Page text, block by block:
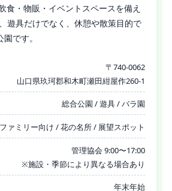
食・物販・イベントスペースを備え
遊具だけでなく、休憩や散策目的で
です。
〒740-0062
山口県玖珂郡和木町瀬田紺屋作260-1
総合公園 / 遊具 / バラ園
ファミリー向け / 花の名所 / 展望スポット
管理協会 9:00〜17:00
※施設・季節により異なる場合あり
年末年始